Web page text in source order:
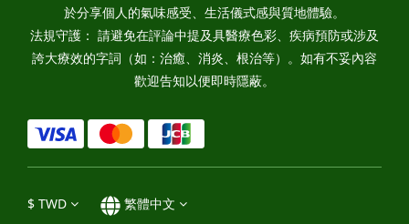
於分享個人的氣味感受、生活儀式感與質地體驗。
法規守護： 請避免在評論中提及具醫療色彩、疾病預防或涉及
誇大療效的字詞（如：治癒、消炎、根治等）。如有不妥內容
歡迎告知以便即時隱蔽。
$ TWD 繁體中文